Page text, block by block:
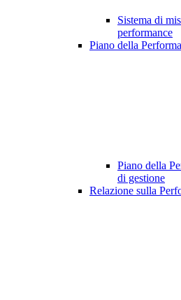
Sistema di
performance
Piano della
Piano della
di gestione
Relazione sulla